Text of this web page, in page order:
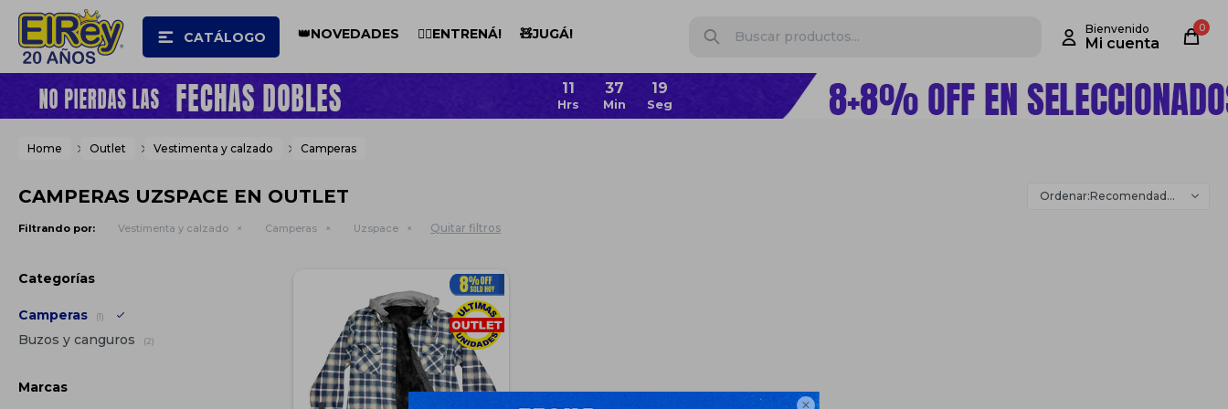

CATÁLOGO 👑NOVEDADES 🏋️‍♂️ENTRENÁ! 🧸JUGÁ! 0
Home Outlet Vestimenta y calzado Camperas
CAMPERAS UZSPACE EN OUTLET Recomendados
Filtrando por: Vestimenta y calzado Camperas Uzspace Quitar filtros
Categorías
Camperas (1)
Buzos y canguros (2)
Marcas